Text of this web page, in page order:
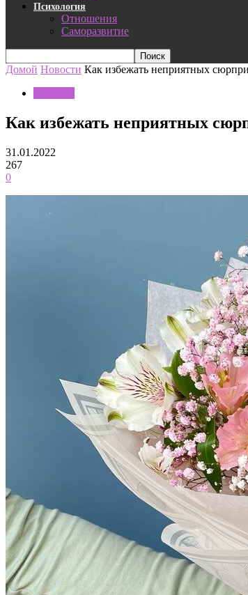
Психология
Отношения
Саморазвитие
Домой Новости Как избежать неприятных
Как избежать неприятных
31.01.2022
267
0